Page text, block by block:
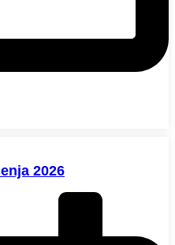
2026